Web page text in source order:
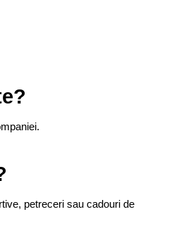
petreceri sau cadouri de